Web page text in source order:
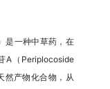
是一种中草药，在
A（Periplocoside
然产物化合物，从